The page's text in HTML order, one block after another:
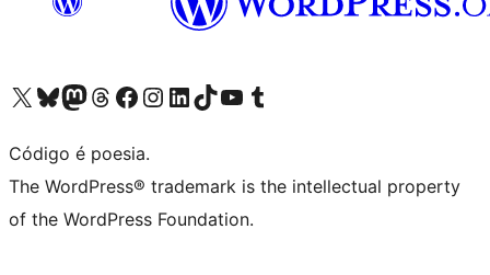
Acessar nossa conta do X (antigo Twitter)
Acessar nossa conta do Bluesky
Acessar nossa conta do Mastodon
Acessar nossa conta do Threads
Acessar nossa página do Facebook
Acessar nossa conta do Instagram
Acessar nossa conta do LinkedIn
Acessar nossa conta do TikTok
Acessar nosso canal do YouTube
Acessar nossa conta no Tumblr
Código é poesia.
The WordPress® trademark is the intellectual property
of the WordPress Foundation.